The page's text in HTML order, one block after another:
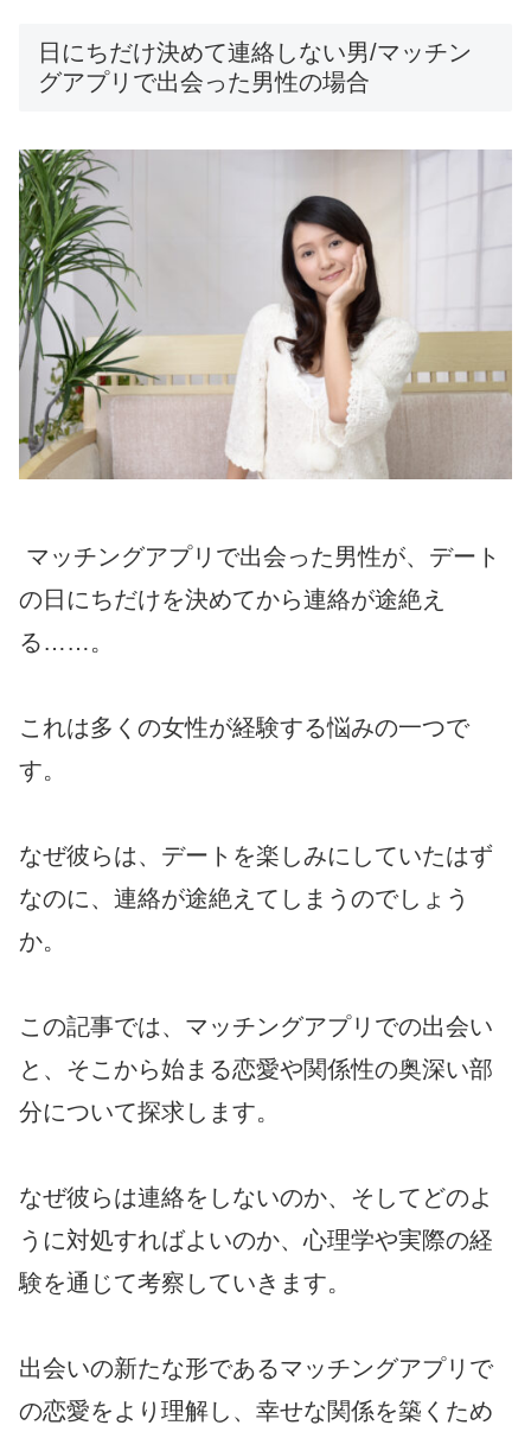
日にちだけ決めて連絡しない男/マッチン
グアプリで出会った男性の場合
マッチングアプリで出会った男性が、デート
の日にちだけを決めてから連絡が途絶え
る……。
これは多くの女性が経験する悩みの一つで
す。
なぜ彼らは、デートを楽しみにしていたはず
なのに、連絡が途絶えてしまうのでしょう
か。
この記事では、マッチングアプリでの出会い
と、そこから始まる恋愛や関係性の奥深い部
分について探求します。
なぜ彼らは連絡をしないのか、そしてどのよ
うに対処すればよいのか、心理学や実際の経
験を通じて考察していきます。
出会いの新たな形であるマッチングアプリで
の恋愛をより理解し、幸せな関係を築くため